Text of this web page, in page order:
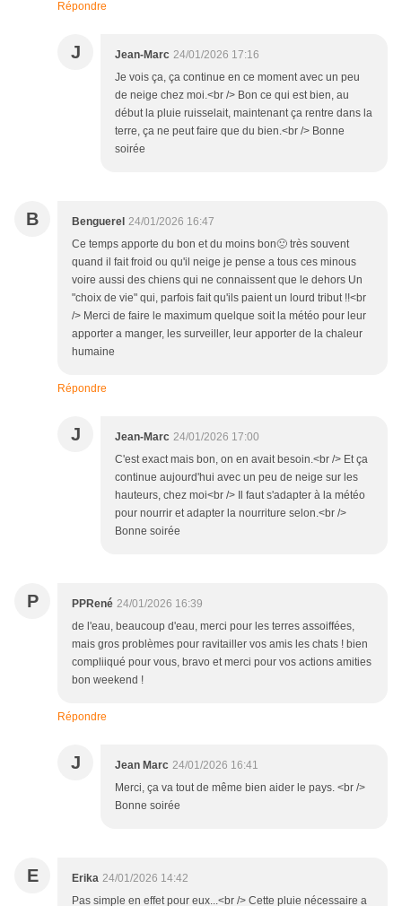
Répondre
J Jean-Marc 24/01/2026 17:16
Je vois ça, ça continue en ce moment avec un peu
de neige chez moi.<br /> Bon ce qui est bien, au
début la pluie ruisselait, maintenant ça rentre dans la
terre, ça ne peut faire que du bien.<br /> Bonne
soirée
B Benguerel 24/01/2026 16:47
Ce temps apporte du bon et du moins bon🙁 très souvent
quand il fait froid ou qu'il neige je pense a tous ces minous
voire aussi des chiens qui ne connaissent que le dehors Un
"choix de vie" qui, parfois fait qu'ils paient un lourd tribut !!<br
/> Merci de faire le maximum quelque soit la météo pour leur
apporter a manger, les surveiller, leur apporter de la chaleur
humaine
Répondre
J Jean-Marc 24/01/2026 17:00
C'est exact mais bon, on en avait besoin.<br /> Et ça
continue aujourd'hui avec un peu de neige sur les
hauteurs, chez moi<br /> Il faut s'adapter à la météo
pour nourrir et adapter la nourriture selon.<br />
Bonne soirée
P PPRené 24/01/2026 16:39
de l'eau, beaucoup d'eau, merci pour les terres assoiffées,
mais gros problèmes pour ravitailler vos amis les chats ! bien
compliiqué pour vous, bravo et merci pour vos actions amities
bon weekend !
Répondre
J Jean Marc 24/01/2026 16:41
Merci, ça va tout de même bien aider le pays. <br />
Bonne soirée
E Erika 24/01/2026 14:42
Pas simple en effet pour eux...<br /> Cette pluie nécessaire a